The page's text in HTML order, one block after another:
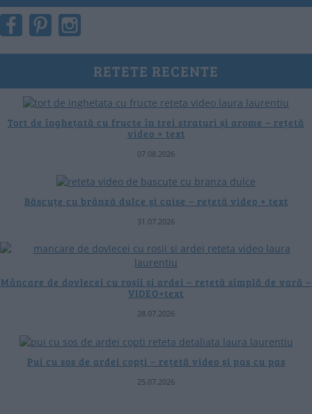
RETETE RECENTE
Tort de înghețată cu fructe în trei straturi și arome – rețetă
video + text
07.08.2026
Băscuțe cu brânză dulce și caise – rețetă video + text
31.07.2026
Mâncare de dovlecei cu roșii și ardei – rețetă simplă de vară –
VIDEO+text
28.07.2026
Pui cu sos de ardei copți – rețetă video și pas cu pas
25.07.2026